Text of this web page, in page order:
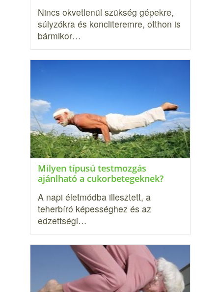
Nincs okvetlenül szükség gépekre,
súlyzókra és koncliteremre, otthon is
bármikor…
Milyen típusú testmozgás
ajánlható a cukorbete­geknek?
A napi életmódba illesztett, a
teherbíró képességhez és az
edzettségi…